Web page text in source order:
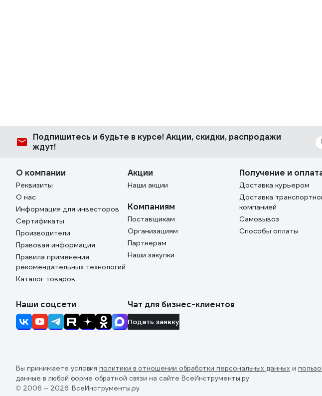
Подпишитесь и будьте в курсе! Акции, скидки, распродажи
ждут!
О компании
Реквизиты
О нас
Информация для инвесторов
Сертификаты
Производители
Правовая информация
Правила применения
рекомендательных технологий
Каталог товаров
Акции
Наши акции
Компаниям
Поставщикам
Организациям
Партнерам
Наши закупки
Получение и
Доставка курьером
Доставка
компанией
Самовывоз
Способы оплаты
Наши соцсети Чат для бизнес-клиентов
Подать заявку
Вы принимаете условия политики в отношении обработки персональных данных и
данные в любой форме обратной связи на сайте ВсеИнструменты.ру
© 2006 — 2026. ВсеИнструменты.ру